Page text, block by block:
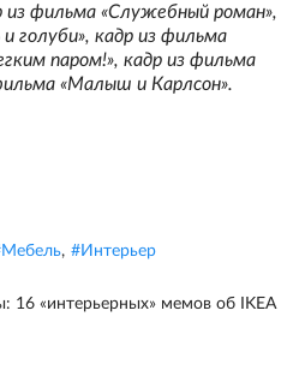
фильма «Служебный роман»,
голуби», кадр из фильма
паром!», кадр из фильма
«Малыш и Карлсон».
Мебель, #Интерьер
16 «интерьерных» мемов об IKEA